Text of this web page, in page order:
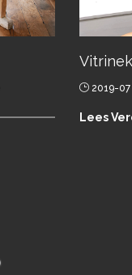
2019-07
Lees